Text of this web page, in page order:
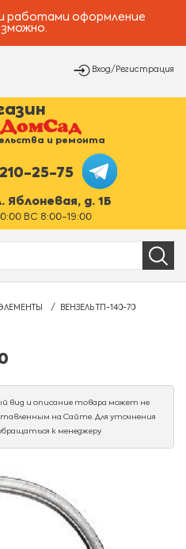
работами оформление
Вход/Регистрация
и ремонта
25-75
Яблоневая, д. 1Б
ВС 8:00-19:00
ВЕНЗЕЛЬ ТП-140-70
вид и описание товара может не
на Сайте. Для уточнения
к менеджеру